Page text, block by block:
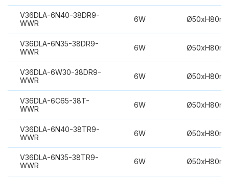
V36DLA-6N40-38DR9-
WWR
6W
V36DLA-6N35-38DR9-
WWR
6W
V36DLA-6W30-38DR9-
WWR
6W
V36DLA-6C65-38T-
WWR
6W
V36DLA-6N40-38TR9-
WWR
6W
V36DLA-6N35-38TR9-
WWR
6W